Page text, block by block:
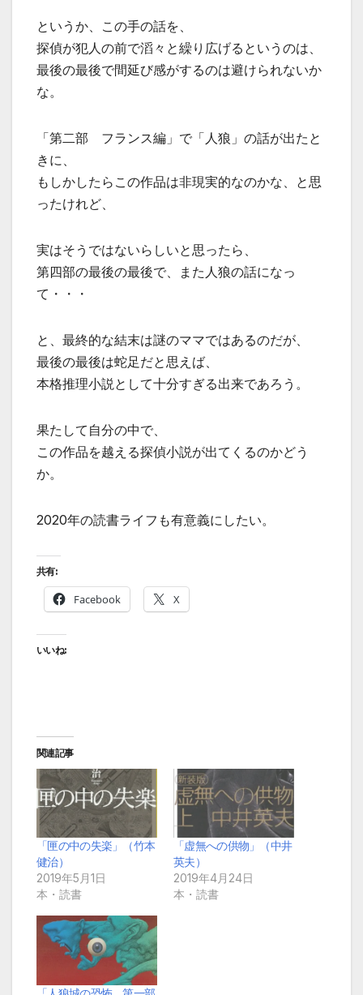
というか、この手の話を、
探偵が犯人の前で滔々と繰り広げるというのは、
最後の最後で間延び感がするのは避けられないか
な。
「第二部 フランス編」で「人狼」の話が出たと
きに、
もしかしたらこの作品は非現実的なのかな、と思
ったけれど、
実はそうではないらしいと思ったら、
第四部の最後の最後で、また人狼の話になっ
て・・・
と、最終的な結末は謎のママではあるのだが、
最後の最後は蛇足だと思えば、
本格推理小説として十分すぎる出来であろう。
果たして自分の中で、
この作品を越える探偵小説が出てくるのかどう
か。
2020年の読書ライフも有意義にしたい。
共有:
Facebook X
いいね:
関連記事
「匣の中の失楽」（竹本
健治）
2019年5月1日
本・読書
「虚無への供物」（中井
英夫）
2019年4月24日
本・読書